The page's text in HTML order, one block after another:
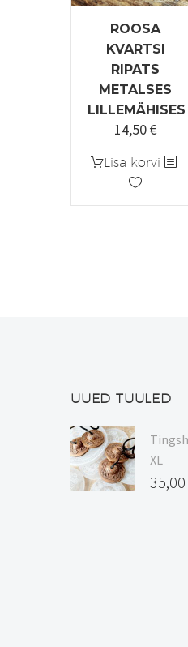
ROOSA
KVARTSI
RIPATS
METALSES
LILLEMÄHISES
14,50€
Lisa korvi
UUED TUULED
XL
35,00